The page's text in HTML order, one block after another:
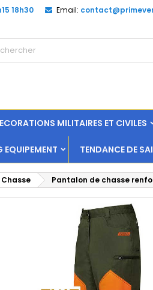
18h30 Email:
MILITAIRES ET CIVILES
EQUIPEMENT TENDANCE DE
Pantalon de chasse